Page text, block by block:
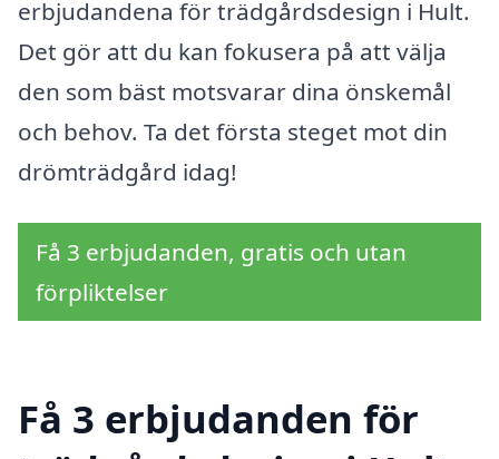
erbjudandena för trädgårdsdesign i Hult.
Det gör att du kan fokusera på att välja
den som bäst motsvarar dina önskemål
och behov. Ta det första steget mot din
drömträdgård idag!
Få 3 erbjudanden, gratis och utan
förpliktelser
Få 3 erbjudanden för